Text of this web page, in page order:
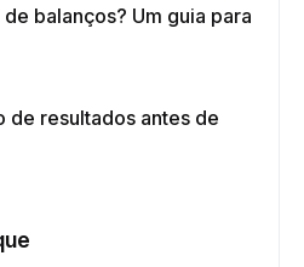
balanços? Um guia para
de resultados antes de